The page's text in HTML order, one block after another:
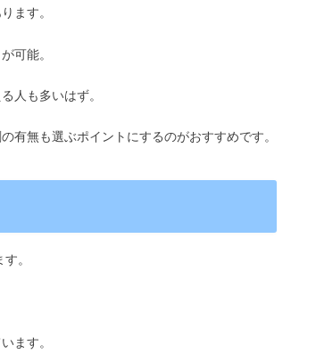
ます。
可能。
人も多いはず。
有無も選ぶポイントにするのがおすすめです。
。
ます。